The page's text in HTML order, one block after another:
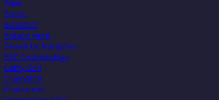
Blink
Boots
Bosisto’s
Botaya Herb
Browit by Nongchat
BSC Cosmetology
Cathy Doll
Chaindrite
Chatramue